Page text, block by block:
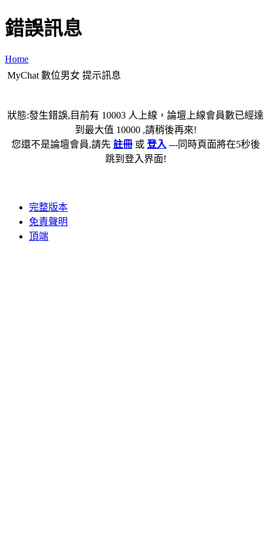
錯誤訊息
Home
MyChat 數位男女 提示訊息
狀態:發生錯誤,目前有 10003 人上線，論壇上線會員數已經達
到最大值 10000 ,請稍後再來!
您還不是論壇會員,請先 註冊或 登入 ---同時頁面將在5秒後
跳到登入界面!
完整版本
免責聲明
頂端